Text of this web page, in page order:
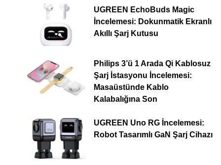
UGREEN EchoBuds Magic
İncelemesi: Dokunmatik Ekranlı
Akıllı Şarj Kutusu
Philips 3’ü 1 Arada Qi Kablosuz
Şarj İstasyonu İncelemesi:
Masaüstünde Kablo
Kalabalığına Son
UGREEN Uno RG İncelemesi:
Robot Tasarımlı GaN Şarj Cihazı